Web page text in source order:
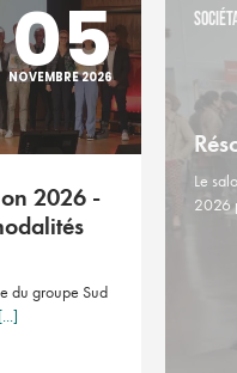
05
NOVEMBRE 2026
2026 -
du groupe Sud
[...]
Le
2026